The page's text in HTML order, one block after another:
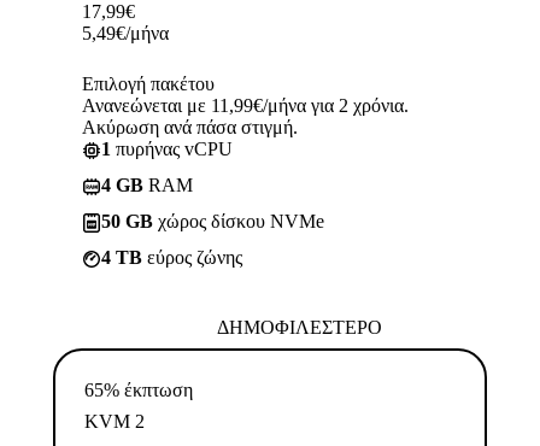
17,99€
5,49€/μήνα
Επιλογή πακέτου
Ανανεώνεται με 11,99€/μήνα για 2 χρόνια.
Ακύρωση ανά πάσα στιγμή.
1 πυρήνας vCPU
4 GB RAM
50 GB χώρος δίσκου NVMe
4 TB εύρος ζώνης
ΔΗΜΟΦΙΛΈΣΤΕΡΟ
65% έκπτωση
KVM 2